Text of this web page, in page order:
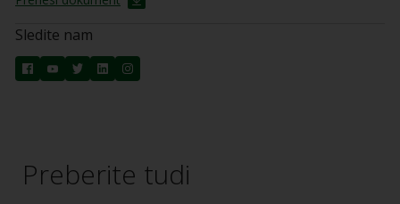
Sledite nam
Preberite tudi